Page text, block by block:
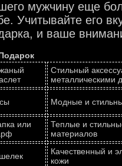
мужчину еще
Учитывайте его
и ваше
Стильный
металлическими
Модные и
или
Теплые и
материалов
Качественный и
кожи